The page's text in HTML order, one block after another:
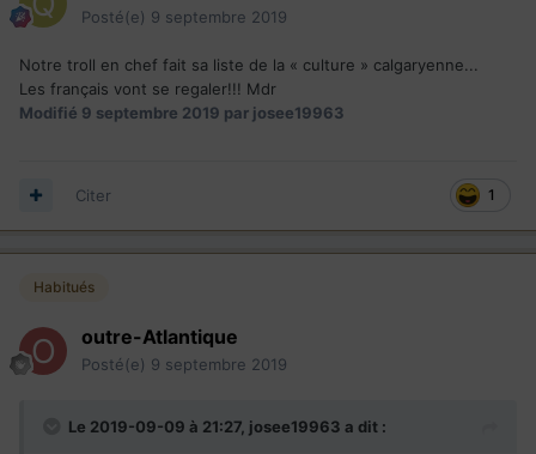
Posté(e) 9 septembre 2019
Notre troll en chef fait sa liste de la « culture » calgaryenne...
Les français vont se regaler!!! Mdr
Modifié 9 septembre 2019 par josee19963
1
Citer
Habitués
outre-Atlantique
Posté(e) 9 septembre 2019
Le 2019-09-09 à 21:27, josee19963 a dit :